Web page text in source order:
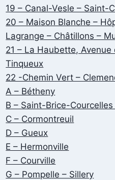
19 – Canal-Vesle – Saint-
20 – Maison Blanche –
Lagrange – Châtillons –
21 – La Haubette,
Tinqueux
22 -Chemin Vert –
A – Bétheny
B – Saint-Brice-
C – Cormontreuil
D – Gueux
E – Hermonville
F – Courville
G – Pompelle – Sillery